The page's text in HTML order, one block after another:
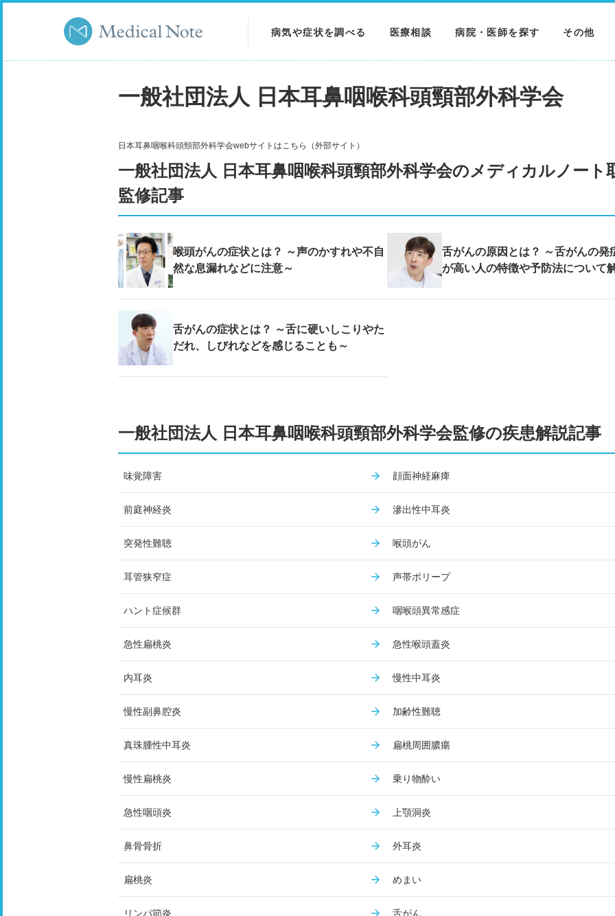
病気や症状を調べる
症状を調べる
検査を調べる
医療相談 病院・医師を探す
医師を探す
その他
一般社団法人 日本耳鼻咽喉科頭頸部外科学会
日本耳鼻咽喉科頭頸部外科学会webサイトはこちら（外部サイト）
一般社団法人 日本耳鼻咽喉科頭頸部外科学会のメディカルノート
監修記事
喉頭がんの症状とは？ ～声のかすれや不自
然な息漏れなどに注意～
舌がんの原因とは？ ～舌がんの発
が高い人の特徴や予防法について
舌がんの症状とは？ ～舌に硬いしこりやた
だれ、しびれなどを感じることも～
一般社団法人 日本耳鼻咽喉科頭頸部外科学会監修の疾患解説記事
味覚障害 顔面神経麻痺
前庭神経炎 滲出性中耳炎
突発性難聴 喉頭がん
耳管狭窄症 声帯ポリープ
ハント症候群 咽喉頭異常感症
急性扁桃炎 急性喉頭蓋炎
内耳炎 慢性中耳炎
慢性副鼻腔炎 加齢性難聴
真珠腫性中耳炎 扁桃周囲膿瘍
慢性扁桃炎 乗り物酔い
急性咽頭炎 上顎洞炎
鼻骨骨折 外耳炎
扁桃炎 めまい
リンパ節炎 舌がん